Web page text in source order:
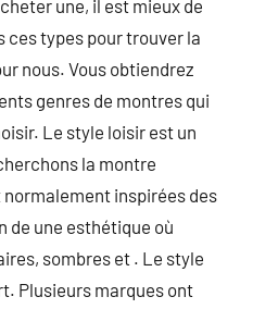
une, il est mieux de
ces types pour trouver la
nous. Vous obtiendrez
genres de montres qui
Le style loisir est un
la montre
inspirées des
de une esthétique où
sombres et . Le style
Plusieurs marques ont